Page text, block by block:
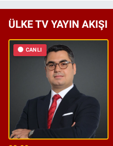
ÜLKE TV YAYIN AKIŞI
CANLI